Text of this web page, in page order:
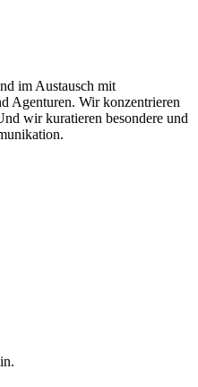
im Austausch mit
Agenturen. Wir konzentrieren
wir kuratieren besondere und